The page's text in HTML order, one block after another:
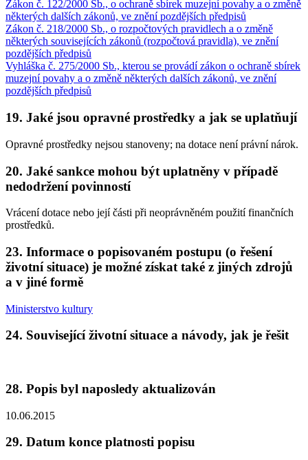
Zákon č. 122/2000 Sb., o ochraně sbírek muzejní povahy a o změně
některých dalších zákonů, ve znění pozdějších předpisů
Zákon č. 218/2000 Sb., o rozpočtových pravidlech a o změně
některých souvisejících zákonů (rozpočtová pravidla), ve znění
pozdějších předpisů
Vyhláška č. 275/2000 Sb., kterou se provádí zákon o ochraně sbírek
muzejní povahy a o změně některých dalších zákonů, ve znění
pozdějších předpisů
19. Jaké jsou opravné prostředky a jak se uplatňují
Opravné prostředky nejsou stanoveny; na dotace není právní nárok.
20. Jaké sankce mohou být uplatněny v případě
nedodržení povinností
Vrácení dotace nebo její části při neoprávněném použití finančních
prostředků.
23. Informace o popisovaném postupu (o řešení
životní situace) je možné získat také z jiných zdrojů
a v jiné formě
Ministerstvo kultury
24. Související životní situace a návody, jak je řešit
28. Popis byl naposledy aktualizován
10.06.2015
29. Datum konce platnosti popisu